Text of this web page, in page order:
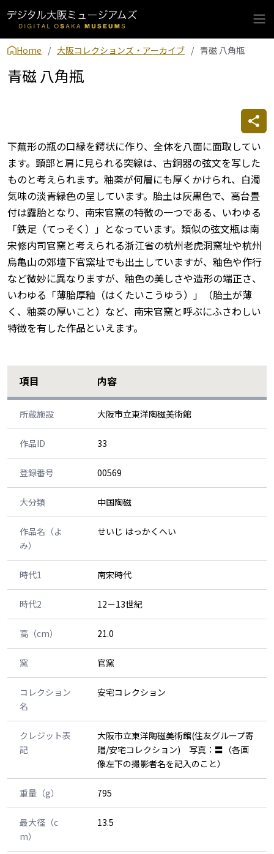
Home 大阪コレクションズ・アーカイブ 青磁 八角瓶
青磁 八角瓶
下蕪形の瓶の口縁を鍔状に作り、全体を八面に面取してい
ます。頸部と肩に見られる突線は、古銅器の弦文を写した
ものと考えられます。釉薬が何層にも厚くかけられ、白濁
気味の淡青緑色の呈しています。胎土は灰黒色で、高台畳
付は露胎となり、南宋官窯の特徴の一つである、いわゆる
「鉄足（てっそく）」となっています。類似の弦文瓶は南
宋修内司官窯と考えられる浙江省の杭州老虎洞窯址や杭州
烏亀山の郊壇下官窯址でも出土していますが、釉色や作行
など微妙に異なりますが、釉色の美しさや造形の端正さ、
いわゆる「薄胎厚釉（はくたいこうゆう）」（胎土が薄
く、釉薬の厚いこと）など、南宋官窯と呼ぶにふさわしい
特徴を有した作品といえます。
項目 内容
所蔵施設 大阪市立東洋陶磁美術館
作品ID 33
登録番号 00569
大分類 中国陶磁
作品名（よ
み）
せいじ はっかくへい
時代1 南宋時代
時代2 12－13世紀
高（cm） 21.0
窯 官窯
コレクション
名
安宅コレクション
クレジット表
記
大阪市立東洋陶磁美術館(住友グループ寄
贈/安宅コレクション) 写真：〓（各画
像左下の撮影者名を記入のこと）
重量（g） 795
最大径（c
m）
13.5